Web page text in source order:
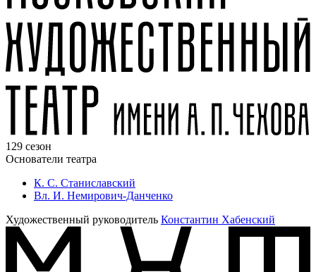
129 сезон
Основатели театра
К. С. Станиславский
Вл. И. Немирович-Данченко
Художественный руководитель Константин Хабенский